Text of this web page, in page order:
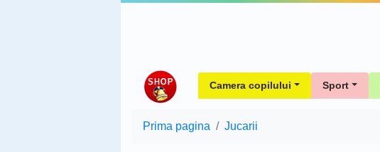
Camera copilului Sport
Prima pagina Jucarii